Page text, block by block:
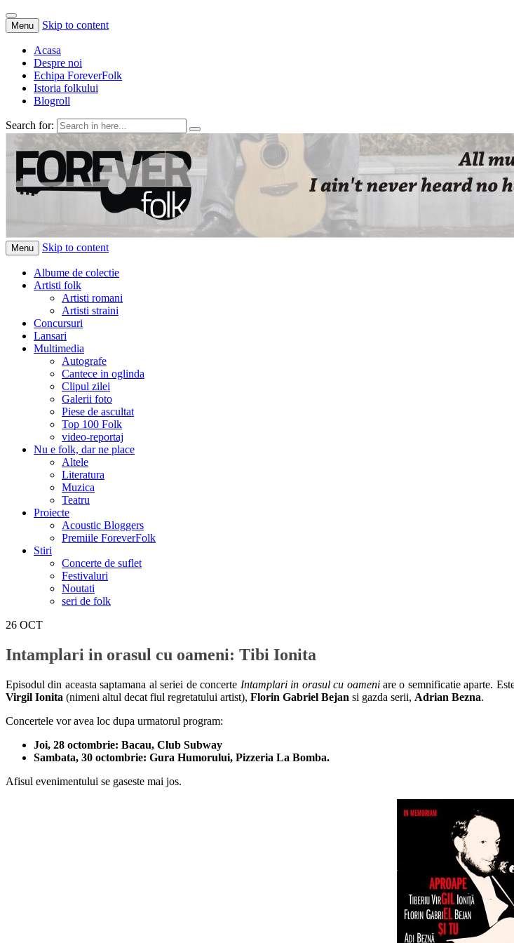
Menu Skip to content
Acasa
Despre noi
Echipa ForeverFolk
Istoria folkului
Blogroll
Search for:
ForeverFolk
Muzica sufletului tau
Menu Skip to content
Albume de colectie
Artisti folk
Artisti romani
Artisti straini
Concursuri
Lansari
Multimedia
Autografe
Cantece in oglinda
Clipul zilei
Galerii foto
Piese de ascultat
Top 100 Folk
video-reportaj
Nu e folk, dar ne place
Altele
Literatura
Muzica
Teatru
Proiecte
Acoustic Bloggers
Premiile ForeverFolk
Stiri
Concerte de suflet
Festivaluri
Noutati
seri de folk
26 OCT
Intamplari in orasul cu oameni: Tibi Ionita
Episodul din aceasta saptamana al seriei de concerte Intamplari in orasul cu oameniare o semnificatie aparte.
Virgil Ionita (nimeni altul decat fiul regretatului artist), Florin Gabriel Bejan si gazda serii, Adrian Bezna.
Concertele vor avea loc dupa urmatorul program:
Joi, 28 octombrie: Bacau, Club Subway
Sambata, 30 octombrie: Gura Humorului, Pizzeria La Bomba.
Afisul evenimentului se gaseste mai jos.